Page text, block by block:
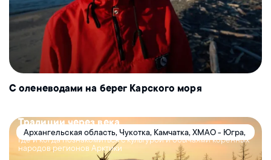
С оленеводами на берег Карского моря
Архангельская область, Чукотка, Камчатка, ХМАО - Югра,
Республика Саха (Якутия), Республика Коми, Ямал,
Карелия, Ненецкий АО, Мурманская область, Таймыр
Традиции через века
Где и когда познакомиться с культурой и обычаями коренных
народов регионов Арктики